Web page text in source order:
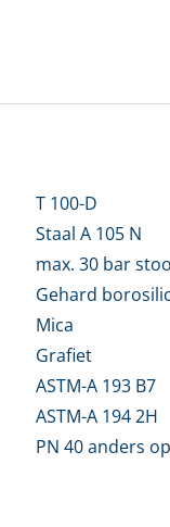
T 100-D
Staal A 105 N
max. 30 bar
Gehard
Mica
Grafiet
ASTM-A 193 B7
ASTM-A 194 2H
PN 40 anders